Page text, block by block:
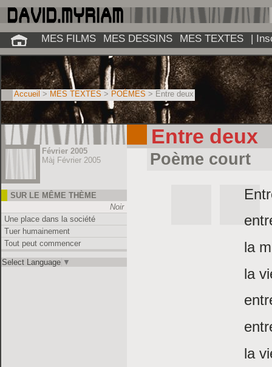
Février 2005
Màj Février 2005
SUR LE MÊME THÈME
Noir
Une place dans la société
Tuer humainement
Tout peut commencer
Select Language ▼
Entre deux
Poème court
la
la
la
Accueil > MES TEXTES > POÈMES > Entre deux
MES FILMS MES DESSINS MES TEXTES |